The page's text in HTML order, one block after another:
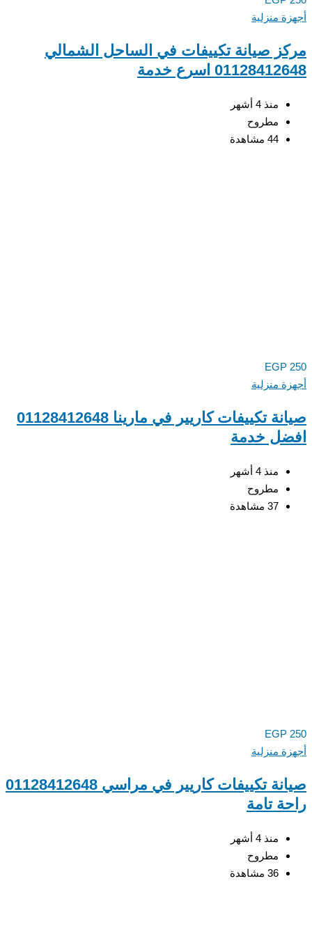
منزلية
صيانة تكييفات في الساحل الشمالي
اسرع خدمة
منذ 4 أشهر
مطروح
EGP
منزلية
صيانة تكييفات كاريير في مارينا 01128412648
خدمة
منذ 4 أشهر
مطروح
EGP
منزلية
صيانة تكييفات كاريير في مراسي 01128412648
تامة
منذ 4 أشهر
مطروح